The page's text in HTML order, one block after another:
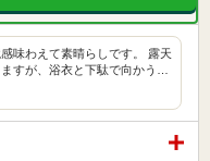
味わえて素晴らしです。 露天
すが、浴衣と下駄で向かう…